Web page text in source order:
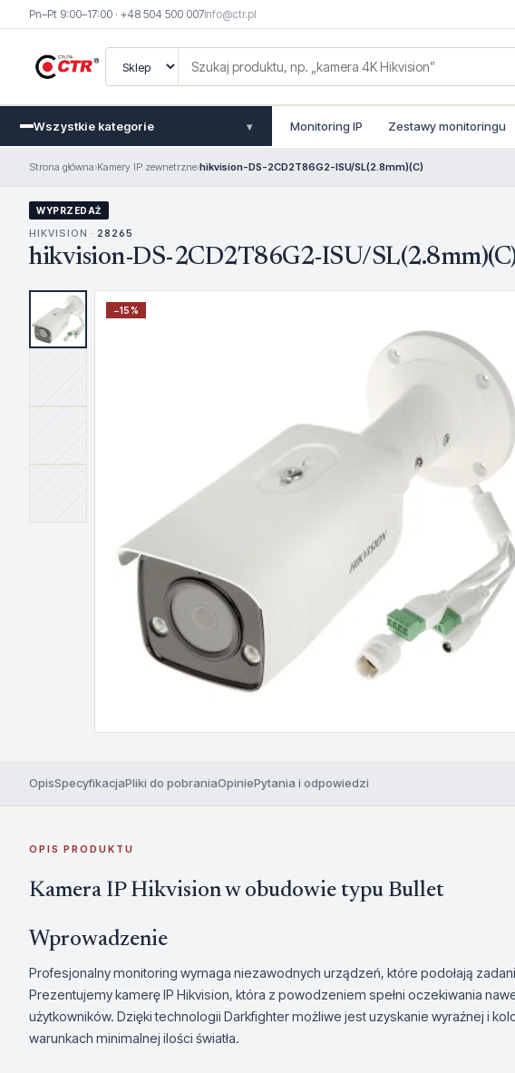
Pn–Pt 9:00–17:00 · +48 504 500 007info@ctr.pl
Wszystkie kategorie ▾ Monitoring IP Zestawy monitoringu
Strona główna›Kamery IP zewnetrzne›hikvision-DS-2CD2T86G2-ISU/SL(2.8mm)(C)
WYPRZEDAŻ
HIKVISION · 28265
hikvision-DS-2CD2T86G2-ISU/
−15%
OpisSpecyfikacjaPliki do pobraniaOpiniePytania i odpowiedzi
OPIS PRODUKTU
Kamera IP Hikvision w obudowie typu Bullet
Wprowadzenie
Profesjonalny monitoring wymaga niezawodnych urządzeń, które podołają
Prezentujemy kamerę IP Hikvision, która z powodzeniem spełni oczekiwania
użytkowników. Dzięki technologii Darkfighter możliwe jest uzyskanie wyraźnej i
warunkach minimalnej ilości światła.